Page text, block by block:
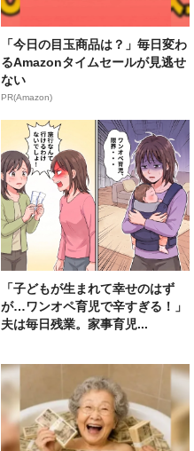
「今日の目玉商品は？」毎日変わ
るAmazonタイムセールが見逃せ
ない
PR(Amazon)
「子どもが生まれて幸せのはず
が…ワンオペ育児で辛すぎる！」
夫は毎日残業。家事育児...